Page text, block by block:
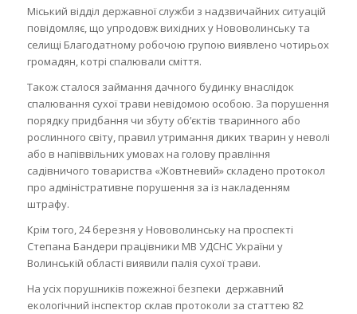
Міський відділ державної служби з надзвичайних ситуацій
повідомляє, що упродовж вихідних у Нововолинську та
селищі Благодатному робочою групою виявлено чотирьох
громадян, котрі спалювали сміття.
Також сталося займання дачного будинку внаслідок
спалювання сухої трави невідомою особою. За порушення
порядку придбання чи збуту об’єктів тваринного або
рослинного світу, правил утримання диких тварин у неволі
або в напіввільних умовах на голову правління
садівничого товариства «Жовтневий» складено протокол
про адміністративне порушення за із накладенням
штрафу.
Крім того, 24 березня у Нововолинську на проспекті
Степана Бандери працівники МВ УДСНС України у
Волинській області виявили палія сухої трави.
На усіх порушників пожежної безпеки державний
екологічний інспектор склав протоколи за статтею 82